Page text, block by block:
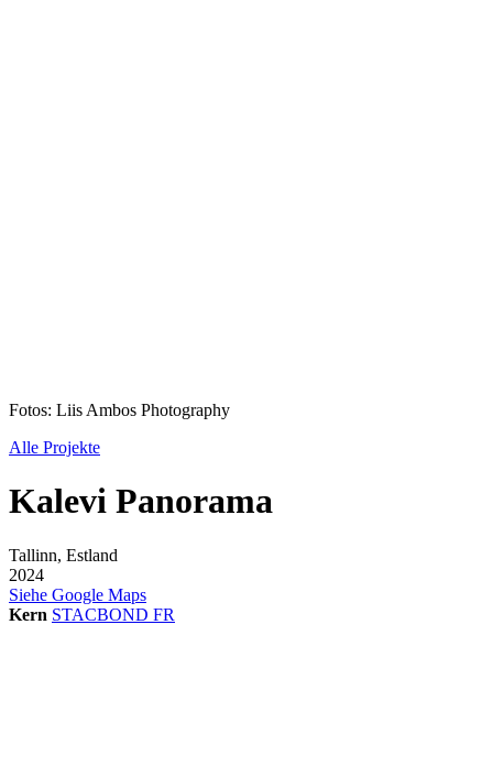
Fotos: Liis Ambos Photography
Alle Projekte
Kalevi Panorama
Tallinn, Estland
2024
Siehe Google Maps
Kern STACBOND FR